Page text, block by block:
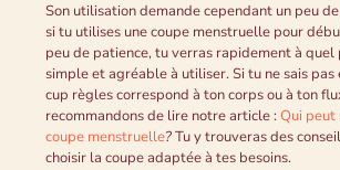
Son utilisation demande cependant un peu
si tu utilises une coupe menstruelle pour
peu de patience, tu verras rapidement à
simple et agréable à utiliser. Si tu ne sais pas
cup règles correspond à ton corps ou à ton
recommandons de lire notre article :Qui peut
coupe menstruelle?Tu y trouveras des
choisir la coupe adaptée à tes besoins.